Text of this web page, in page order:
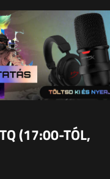
(17:00-TÓL,